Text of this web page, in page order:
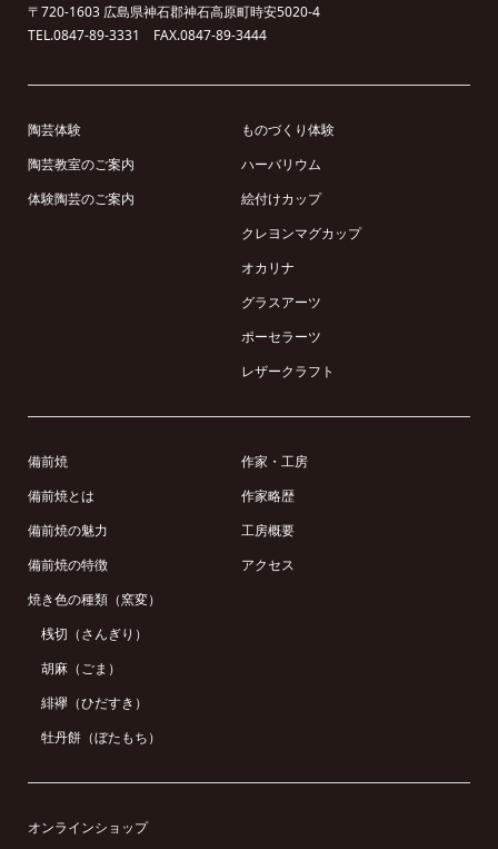
〒720-1603 広島県神石郡神石高原町時安5020-4
TEL.0847-89-3331 FAX.0847-89-3444
陶芸体験
陶芸教室のご案内
体験陶芸のご案内
ものづくり体験
ハーバリウム
絵付けカップ
クレヨンマグカップ
オカリナ
グラスアーツ
ポーセラーツ
レザークラフト
備前焼
備前焼とは
備前焼の魅力
備前焼の特徴
焼き色の種類（窯変）
桟切（さんぎり）
胡麻（ごま）
緋襷（ひだすき）
牡丹餅（ぼたもち）
作家・工房
作家略歴
工房概要
アクセス
オンラインショップ